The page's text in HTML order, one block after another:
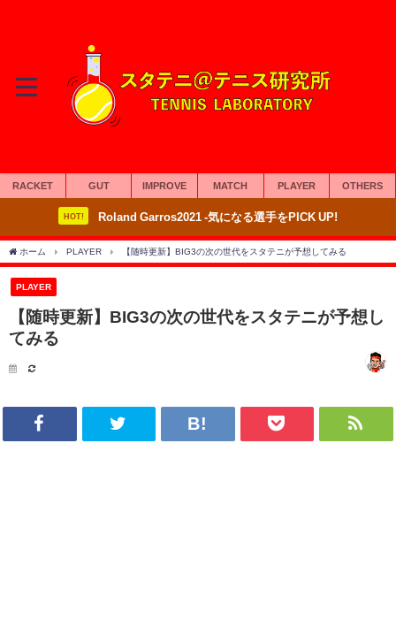
RACKET GUT IMPROVE MATCH PLAYER OTHERS
HOT! Roland Garros2021 -気になる選手をPICK UP!
ホーム PLAYER 【随時更新】BIG3の次の世代をスタテニが予想してみる
PLAYER
【随時更新】BIG3の次の世代をスタテニが予想し
てみる